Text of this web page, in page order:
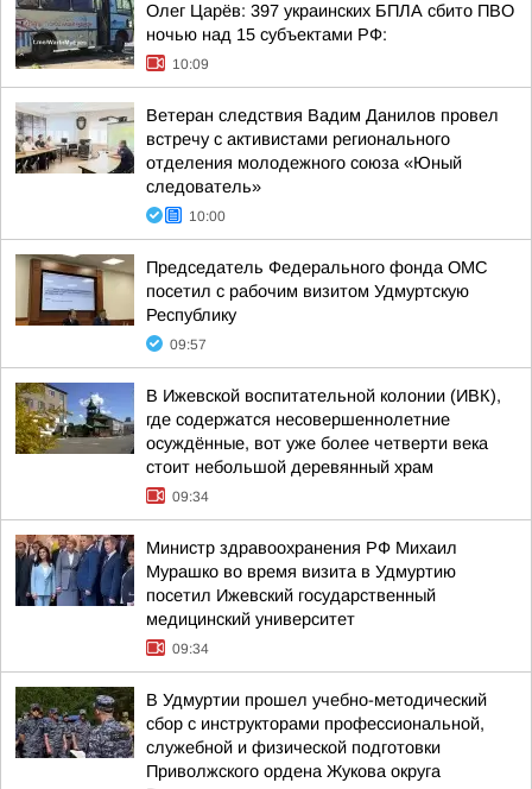
Олег Царёв: 397 украинских БПЛА сбито ПВО
ночью над 15 субъектами РФ:
10:09
Ветеран следствия Вадим Данилов провел
встречу с активистами регионального
отделения молодежного союза «Юный
следователь»
10:00
Председатель Федерального фонда ОМС
посетил с рабочим визитом Удмуртскую
Республику
09:57
В Ижевской воспитательной колонии (ИВК),
где содержатся несовершеннолетние
осуждённые, вот уже более четверти века
стоит небольшой деревянный храм
09:34
Министр здравоохранения РФ Михаил
Мурашко во время визита в Удмуртию
посетил Ижевский государственный
медицинский университет
09:34
В Удмуртии прошел учебно-методический
сбор с инструкторами профессиональной,
служебной и физической подготовки
Приволжского ордена Жукова округа